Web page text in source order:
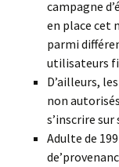
campagne
en place cet
parmi
utilisateurs
D’ailleurs,
non
s’inscrire
Adulte de